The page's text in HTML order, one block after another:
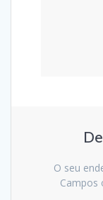
O seu
Campos